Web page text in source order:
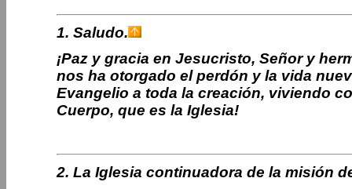
1. Saludo.
¡Paz y gracia en Jesucristo, Señor y
nos ha otorgado el perdón y la vida
Evangelio a toda la creación, viviendo
Cuerpo, que es la Iglesia!
2. La Iglesia continuadora de la misión